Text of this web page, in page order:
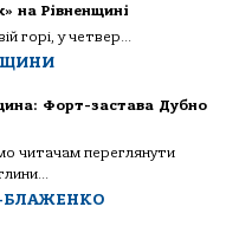
на Рівненщині
горі, у четвер...
Форт-застава Дубно
читачам переглянути
БЛАЖЕНКО